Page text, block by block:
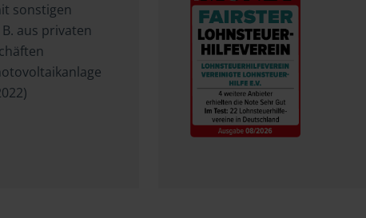
sonstigen
aus privaten